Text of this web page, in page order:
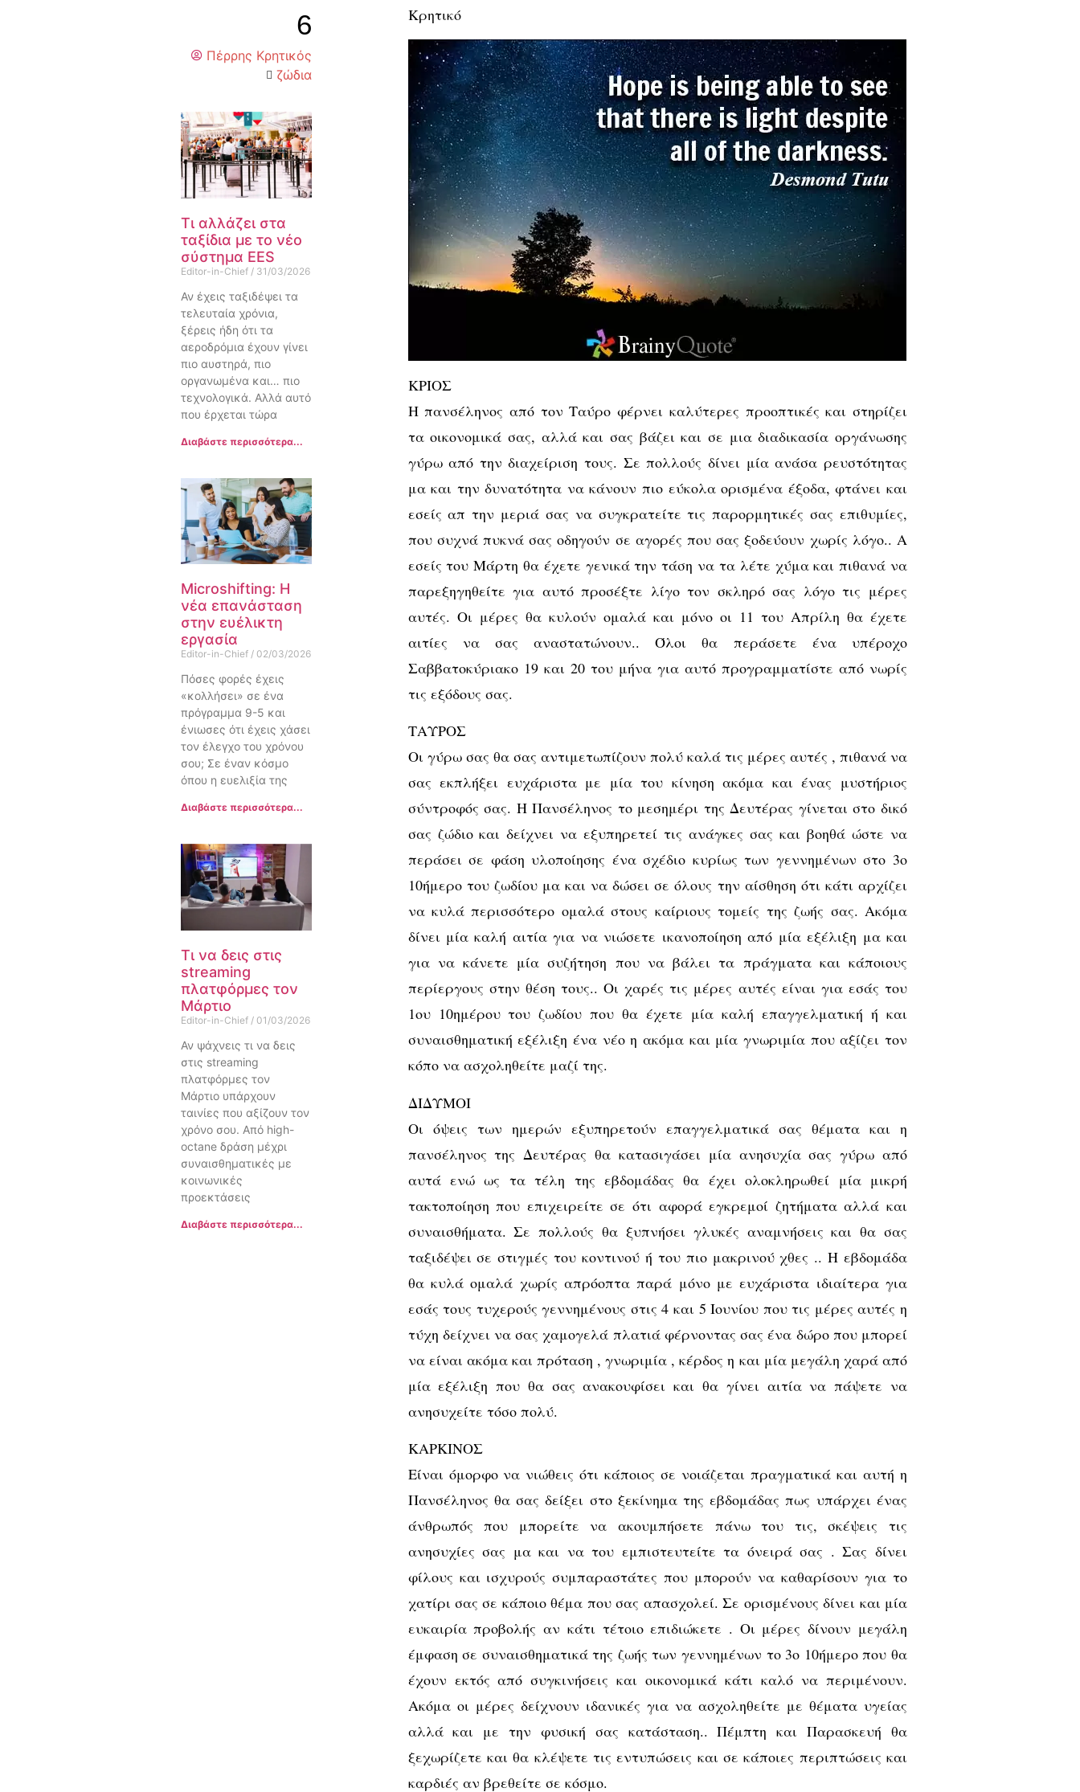
6
Πέρρης Κρητικός
ζώδια
Τι αλλάζει στα
ταξίδια με το νέο
σύστημα EES
Editor-in-Chief 31/03/2026
Αν έχεις ταξιδέψει τα
τελευταία χρόνια,
ξέρεις ήδη ότι τα
αεροδρόμια έχουν γίνει
πιο αυστηρά, πιο
οργανωμένα και… πιο
τεχνολογικά. Αλλά αυτό
που έρχεται τώρα
Διαβάστε περισσότερα...
Microshifting: Η
νέα επανάσταση
στην ευέλικτη
εργασία
Editor-in-Chief 02/03/2026
Πόσες φορές έχεις
«κολλήσει» σε ένα
πρόγραμμα 9-5 και
ένιωσες ότι έχεις χάσει
τον έλεγχο του χρόνου
σου; Σε έναν κόσμο
όπου η ευελιξία της
Διαβάστε περισσότερα...
Τι να δεις στις
streaming
πλατφόρμες τον
Μάρτιο
Editor-in-Chief 01/03/2026
Αν ψάχνεις τι να δεις
στις streaming
πλατφόρμες τον
Μάρτιο υπάρχουν
ταινίες που αξίζουν τον
χρόνο σου. Από high-
octane δράση μέχρι
συναισθηματικές με
κοινωνικές
προεκτάσεις
Διαβάστε περισσότερα...
Κρητικό
ΚΡΙΟΣ
Η πανσέληνος από τον Ταύρο φέρνει καλύτερες προοπτικές και στηρίζει
τα οικονομικά σας, αλλά και σας βάζει και σε μια διαδικασία οργάνωσης
γύρω από την διαχείριση τους. Σε πολλούς δίνει μία ανάσα ρευστότητας
μα και την δυνατότητα να κάνουν πιο εύκολα ορισμένα έξοδα, φτάνει και
εσείς απ την μεριά σας να συγκρατείτε τις παρορμητικές σας επιθυμίες,
που συχνά πυκνά σας οδηγούν σε αγορές που σας ξοδεύουν χωρίς λόγο.. Α
εσείς του Μάρτη θα έχετε γενικά την τάση να τα λέτε χύμα και πιθανά να
παρεξηγηθείτε για αυτό προσέξτε λίγο τον σκληρό σας λόγο τις μέρες
αυτές. Οι μέρες θα κυλούν ομαλά και μόνο οι 11 του Απρίλη θα έχετε
αιτίες να σας αναστατώνουν.. Όλοι θα περάσετε ένα υπέροχο
Σαββατοκύριακο 19 και 20 του μήνα για αυτό προγραμματίστε από νωρίς
τις εξόδους σας.
ΤΑΥΡΟΣ
Οι γύρω σας θα σας αντιμετωπίζουν πολύ καλά τις μέρες αυτές , πιθανά να
σας εκπλήξει ευχάριστα με μία του κίνηση ακόμα και ένας μυστήριος
σύντροφός σας. Η Πανσέληνος το μεσημέρι της Δευτέρας γίνεται στο δικό
σας ζώδιο και δείχνει να εξυπηρετεί τις ανάγκες σας και βοηθά ώστε να
περάσει σε φάση υλοποίησης ένα σχέδιο κυρίως των γεννημένων στο 3ο
10ήμερο του ζωδίου μα και να δώσει σε όλους την αίσθηση ότι κάτι αρχίζει
να κυλά περισσότερο ομαλά στους καίριους τομείς της ζωής σας. Ακόμα
δίνει μία καλή αιτία για να νιώσετε ικανοποίηση από μία εξέλιξη μα και
για να κάνετε μία συζήτηση που να βάλει τα πράγματα και κάποιους
περίεργους στην θέση τους.. Οι χαρές τις μέρες αυτές είναι για εσάς του
1ου 10ημέρου του ζωδίου που θα έχετε μία καλή επαγγελματική ή και
συναισθηματική εξέλιξη ένα νέο η ακόμα και μία γνωριμία που αξίζει τον
κόπο να ασχοληθείτε μαζί της.
ΔΙΔΥΜΟΙ
Οι όψεις των ημερών εξυπηρετούν επαγγελματικά σας θέματα και η
πανσέληνος της Δευτέρας θα κατασιγάσει μία ανησυχία σας γύρω από
αυτά ενώ ως τα τέλη της εβδομάδας θα έχει ολοκληρωθεί μία μικρή
τακτοποίηση που επιχειρείτε σε ότι αφορά εγκρεμοί ζητήματα αλλά και
συναισθήματα. Σε πολλούς θα ξυπνήσει γλυκές αναμνήσεις και θα σας
ταξιδέψει σε στιγμές του κοντινού ή του πιο μακρινού χθες .. Η εβδομάδα
θα κυλά ομαλά χωρίς απρόοπτα παρά μόνο με ευχάριστα ιδιαίτερα για
εσάς τους τυχερούς γεννημένους στις 4 και 5 Ιουνίου που τις μέρες αυτές η
τύχη δείχνει να σας χαμογελά πλατιά φέρνοντας σας ένα δώρο που μπορεί
να είναι ακόμα και πρόταση , γνωριμία , κέρδος η και μία μεγάλη χαρά από
μία εξέλιξη που θα σας ανακουφίσει και θα γίνει αιτία να πάψετε να
ανησυχείτε τόσο πολύ.
ΚΑΡΚΙΝΟΣ
Είναι όμορφο να νιώθεις ότι κάποιος σε νοιάζεται πραγματικά και αυτή η
Πανσέληνος θα σας δείξει στο ξεκίνημα της εβδομάδας πως υπάρχει ένας
άνθρωπός που μπορείτε να ακουμπήσετε πάνω του τις, σκέψεις τις
ανησυχίες σας μα και να του εμπιστευτείτε τα όνειρά σας . Σας δίνει
φίλους και ισχυρούς συμπαραστάτες που μπορούν να καθαρίσουν για το
χατίρι σας σε κάποιο θέμα που σας απασχολεί. Σε ορισμένους δίνει και μία
ευκαιρία προβολής αν κάτι τέτοιο επιδιώκετε . Οι μέρες δίνουν μεγάλη
έμφαση σε συναισθηματικά της ζωής των γεννημένων το 3ο 10ήμερο που θα
έχουν εκτός από συγκινήσεις και οικονομικά κάτι καλό να περιμένουν.
Ακόμα οι μέρες δείχνουν ιδανικές για να ασχοληθείτε με θέματα υγείας
αλλά και με την φυσική σας κατάσταση.. Πέμπτη και Παρασκευή θα
ξεχωρίζετε και θα κλέψετε τις εντυπώσεις και σε κάποιες περιπτώσεις και
καρδιές αν βρεθείτε σε κόσμο.